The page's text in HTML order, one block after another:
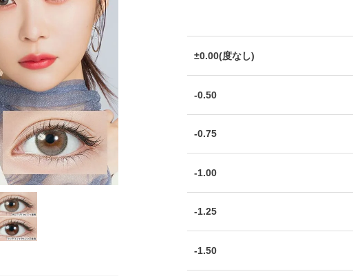
±0.00(度なし)
-0.50
-0.75
-1.00
-1.25
-1.50